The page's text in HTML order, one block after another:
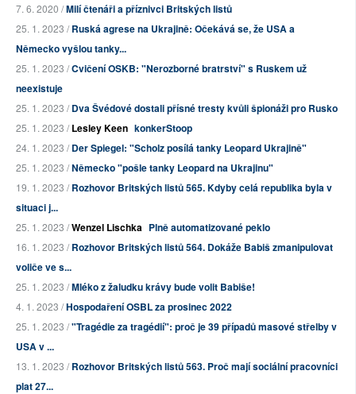
7. 6. 2020 /Milí čtenáři a příznivci Britských listů
25. 1. 2023 /Ruská agrese na Ukrajině: Očekává se, že USA a
Německo vyšlou tanky...
25. 1. 2023 /Cvičení OSKB: "Nerozborné bratrství" s Ruskem už
neexistuje
25. 1. 2023 /Dva Švédové dostali přísné tresty kvůli špionáži pro Rusko
25. 1. 2023 /Lesley Keen konkerStoop
24. 1. 2023 /Der Spiegel: "Scholz posílá tanky Leopard Ukrajině"
25. 1. 2023 /Německo "pošle tanky Leopard na Ukrajinu"
19. 1. 2023 /Rozhovor Britských listů 565. Kdyby celá republika byla v
situaci j...
25. 1. 2023 /Wenzel Lischka Plně automatizované peklo
16. 1. 2023 /Rozhovor Britských listů 564. Dokáže Babiš zmanipulovat
voliče ve s...
25. 1. 2023 /Mléko z žaludku krávy bude volit Babiše!
4. 1. 2023 /Hospodaření OSBL za prosinec 2022
25. 1. 2023 /"Tragédie za tragédií": proč je 39 případů masové střelby v
USA v ...
13. 1. 2023 /Rozhovor Britských listů 563. Proč mají sociální pracovníci
plat 27...